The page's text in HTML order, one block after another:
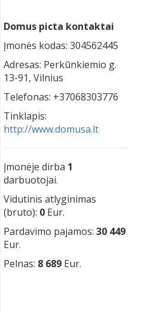
Domus picta kontaktai
Įmonės kodas: 304562445
Adresas: Perkūnkiemio g.
13-91, Vilnius
Telefonas: +37068303776
Tinklapis:
http://www.domusa.lt
Įmonėje dirba 1
darbuotojai.
Vidutinis atlyginimas
(bruto): 0 Eur.
Pardavimo pajamos: 30 449
Eur.
Pelnas: 8 689 Eur.